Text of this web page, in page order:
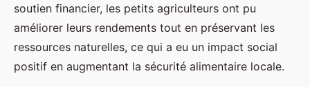
soutien financier, les petits agriculteurs ont pu
améliorer leurs rendements tout en préservant les
ressources naturelles, ce qui a eu un impact social
positif en augmentant la sécurité alimentaire locale.